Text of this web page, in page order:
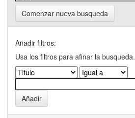
Comenzar nueva busqueda
Añadir filtros:
Usa los filtros para afinar la busqueda.